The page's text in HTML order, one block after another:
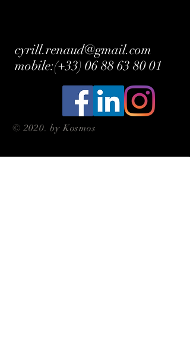
cyrill.renaud@gmail.com
mobile:(+33) 06 88 63 80 01
© 2020. by Kosmos